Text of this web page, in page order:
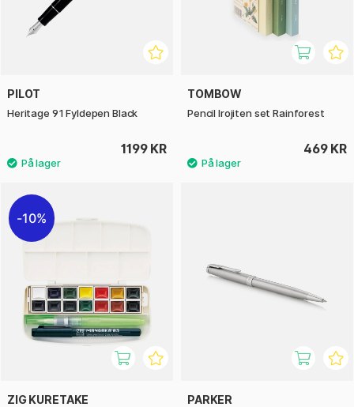
PILOT
Heritage 91 Fyldepen Black
1199 KR
TOMBOW
Pencil Irojiten set Rainforest
469 KR
10%
ZIG KURETAKE PARKER